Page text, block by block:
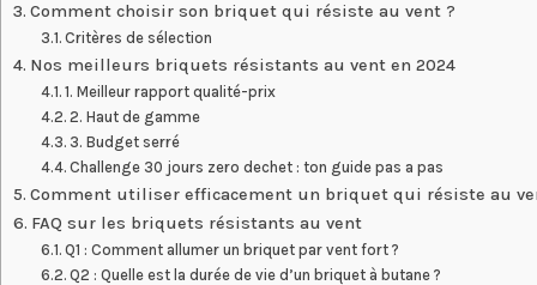
Comment choisir son briquet qui résiste au vent ?
Critères de sélection
Nos meilleurs briquets résistants au vent en 2024
1. Meilleur rapport qualité-prix
2. Haut de gamme
3. Budget serré
Challenge 30 jours zero dechet : ton guide pas a pas
Comment utiliser efficacement un briquet qui résiste au
FAQ sur les briquets résistants au vent
Q1 : Comment allumer un briquet par vent fort ?
Q2 : Quelle est la durée de vie d’un briquet à butane ?